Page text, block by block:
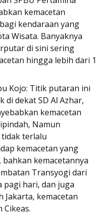
kemacetan
kendaraan yang
Wisata. Banyaknya
di sini sering
hingga lebih dari 1
Kojo: Titik putaran ini
di dekat SD Al Azhar,
kemacetan
Namun
terlalu
kemacetan yang
kemacetannya
Transyogi dari
pagi hari, dan juga
Jakarta, kemacetan
Cikeas.